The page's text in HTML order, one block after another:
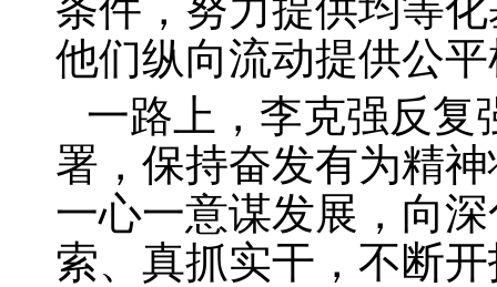
他们纵向流动提供公
一路上，李克强反复
署，保持奋发有为精
一心一意谋发展，向
索、真抓实干，不断